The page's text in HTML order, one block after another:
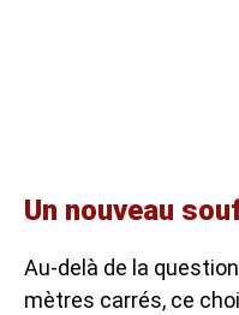
Un nouveau
Au-delà de la
mètres carrés, ce